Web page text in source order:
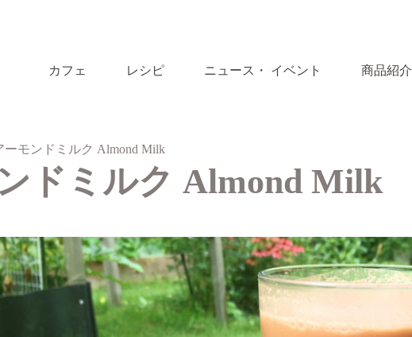
カフェ レシピ ニュース・ イベント 商品紹介
ーモンドミルク Almond Milk
ドミルク Almond Milk